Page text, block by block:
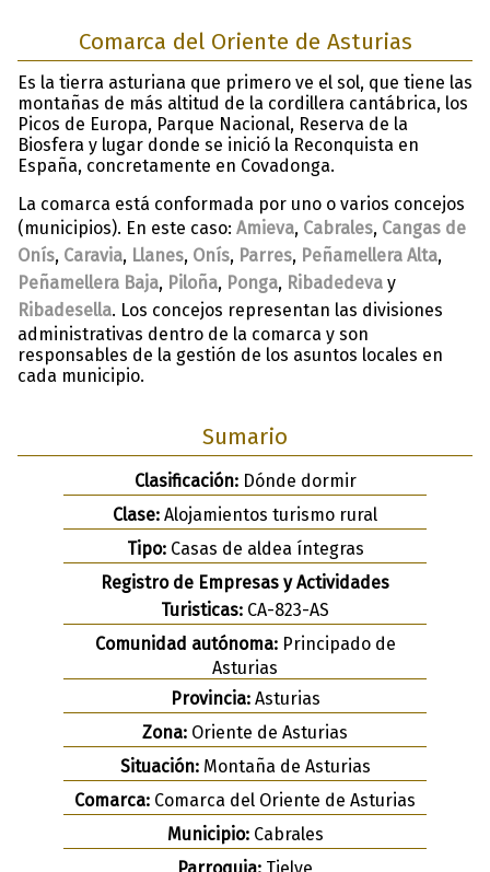
Comarca del Oriente de Asturias
Es la tierra asturiana que primero ve el sol, que tiene las
montañas de más altitud de la cordillera cantábrica, los
Picos de Europa, Parque Nacional, Reserva de la
Biosfera y lugar donde se inició la Reconquista en
España, concretamente en Covadonga.
La comarca está conformada por uno o varios concejos
(municipios). En este caso: Amieva, Cabrales, Cangas de
Onís, Caravia, Llanes, Onís, Parres, Peñamellera Alta,
Peñamellera Baja, Piloña, Ponga, Ribadedeva y
Ribadesella. Los concejos representan las divisiones
administrativas dentro de la comarca y son
responsables de la gestión de los asuntos locales en
cada municipio.
Sumario
Clasificación:Dónde dormir
Clase: Alojamientos turismo rural
Tipo:Casas de aldea íntegras
Registro de Empresas y Actividades
Turisticas: CA-823-AS
Comunidad autónoma:Principado de
Asturias
Provincia:Asturias
Zona: Oriente de Asturias
Situación:Montaña de Asturias
Comarca: Comarca del Oriente de Asturias
Municipio:Cabrales
Parroquia: Tielve